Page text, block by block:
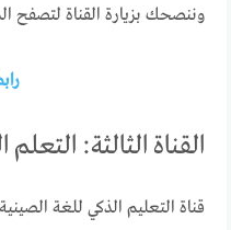
وننصحك بزيارة القناة لتصفح
القناة الثالثة:
قناة التعليم الذكي للغة